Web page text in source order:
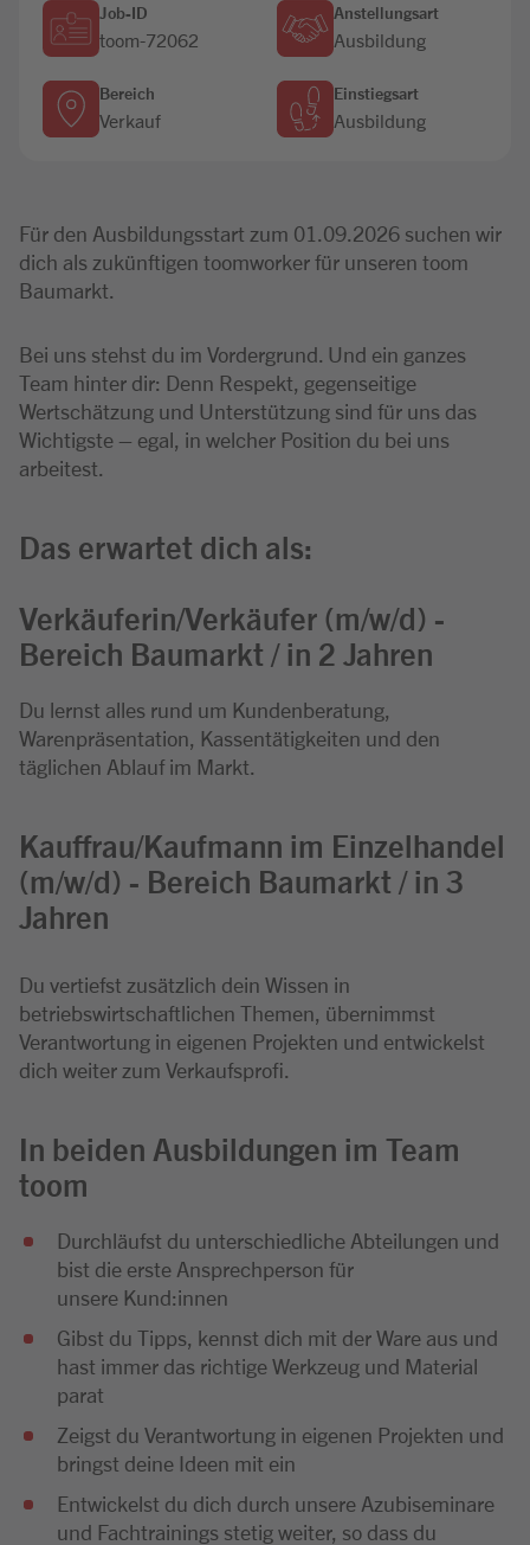
Job-ID
toom-72062
Anstellungsart
Ausbildung
Bereich
Verkauf
Einstiegsart
Ausbildung
Für den Ausbildungsstart zum 01.09.2026 suchen wir
dich als zukünftigen toomworker für unseren toom
Baumarkt.
Bei uns stehst du im Vordergrund. Und ein ganzes
Team hinter dir: Denn Respekt, gegenseitige
Wertschätzung und Unterstützung sind für uns das
Wichtigste – egal, in welcher Position du bei uns
arbeitest.
Das erwartet dich als:
Verkäuferin/Verkäufer (m/w/d) -
Bereich Baumarkt / in 2 Jahren
Du lernst alles rund um Kundenberatung,
Warenpräsentation, Kassentätigkeiten und den
täglichen Ablauf im Markt.
Kauffrau/Kaufmann im Einzelhandel
(m/w/d) - Bereich Baumarkt / in 3
Jahren
Du vertiefst zusätzlich dein Wissen in
betriebswirtschaftlichen Themen, übernimmst
Verantwortung in eigenen Projekten und entwickelst
dich weiter zum Verkaufsprofi.
In beiden Ausbildungen im Team
toom
Durchläufst du unterschiedliche Abteilungen und
bist die erste Ansprechperson für
unsere Kund:innen
Gibst du Tipps, kennst dich mit der Ware aus und
hast immer das richtige Werkzeug und Material
parat
Zeigst du Verantwortung in eigenen Projekten und
bringst deine Ideen mit ein
Entwickelst du dich durch unsere Azubiseminare
und Fachtrainings stetig weiter, so dass du